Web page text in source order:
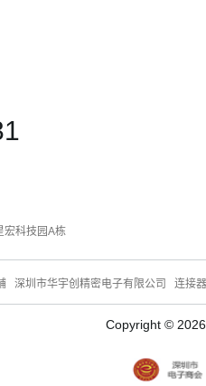
宏科技园A栋
深圳市华宇创精密电子有限公司 连接
Copyright ©